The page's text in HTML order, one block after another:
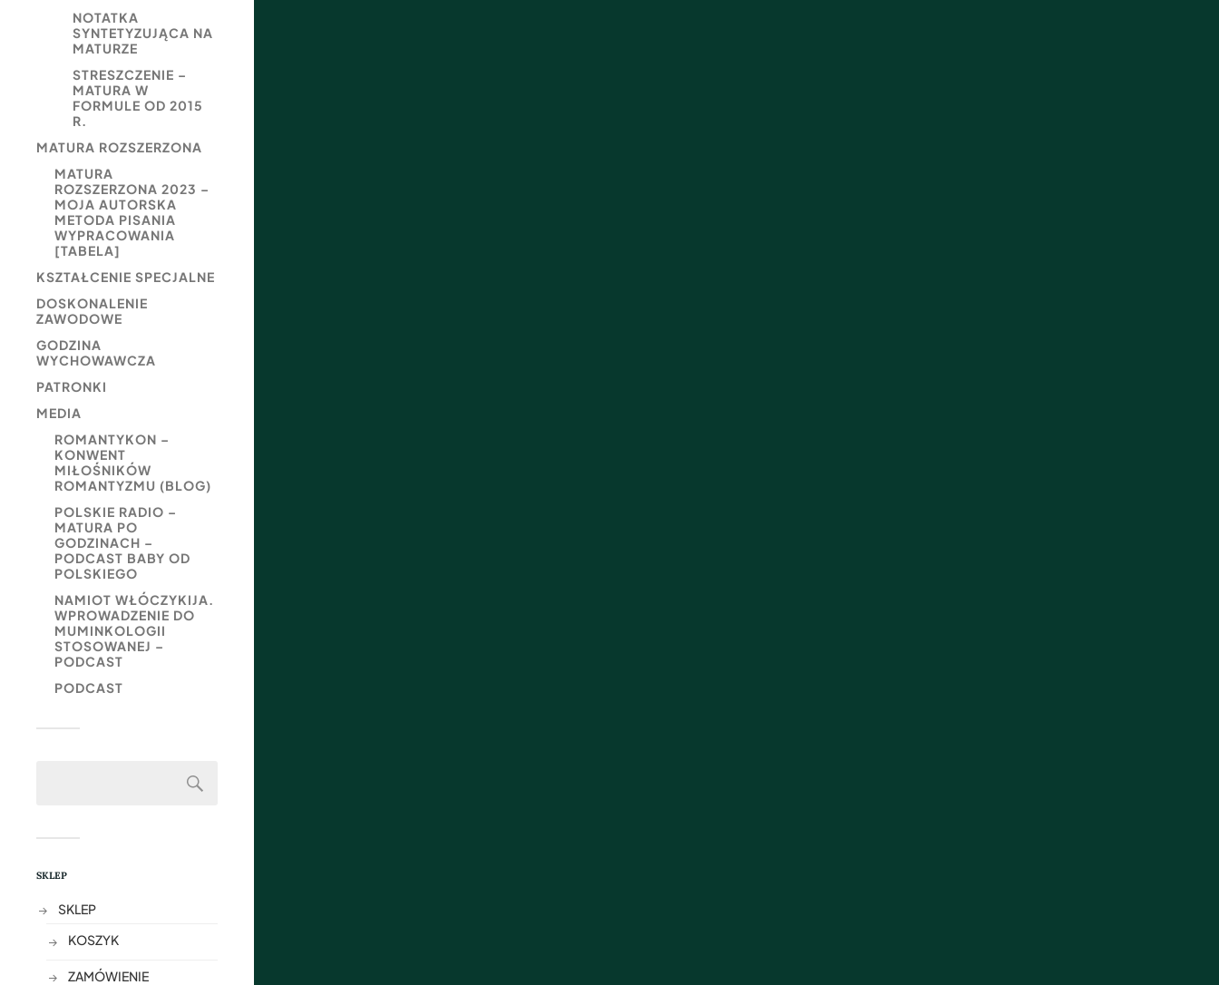
NOTATKA
SYNTETYZUJĄCA NA
MATURZE
STRESZCZENIE –
MATURA W
FORMULE OD 2015
R.
MATURA ROZSZERZONA
MATURA
ROZSZERZONA 2023 –
MOJA AUTORSKA
METODA PISANIA
WYPRACOWANIA
[TABELA]
KSZTAŁCENIE SPECJALNE
DOSKONALENIE
ZAWODOWE
GODZINA
WYCHOWAWCZA
PATRONKI
MEDIA
ROMANTYKON –
KONWENT
MIŁOŚNIKÓW
ROMANTYZMU (BLOG)
POLSKIE RADIO –
MATURA PO
GODZINACH –
PODCAST BABY OD
POLSKIEGO
NAMIOT WŁÓCZYKIJA.
WPROWADZENIE DO
MUMINKOLOGII
STOSOWANEJ –
PODCAST
PODCAST
SKLEP
SKLEP
KOSZYK
ZAMÓWIENIE